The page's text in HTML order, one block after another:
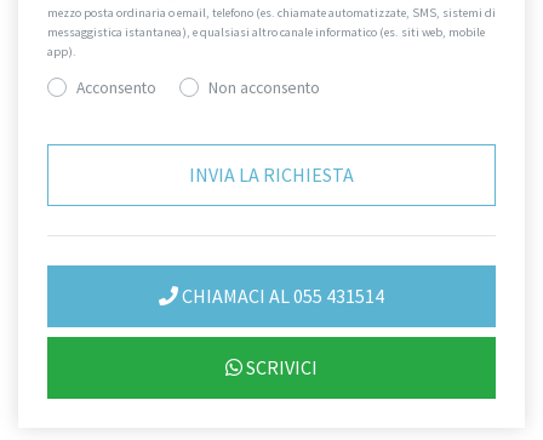
mezzo posta ordinaria o email, telefono (es. chiamate automatizzate, SMS, sistemi di
messaggistica istantanea), e qualsiasi altro canale informatico (es. siti web, mobile
app).
Acconsento Non acconsento
CHIAMACI AL 055 431514
SCRIVICI